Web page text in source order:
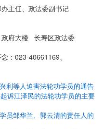
主任、政法委副书记
政府大楼 长寿区政法委
：023-40661169、
利等人迫害法轮功学员的通告
诉江泽民的法轮功学员的主要
员邹华兰、郭云清的责任人的